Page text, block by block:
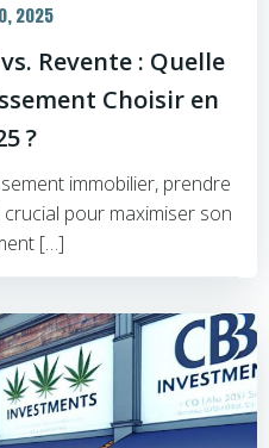
2025
Revente : Quelle
Choisir en
?
immobilier, prendre
pour maximiser son
[…]